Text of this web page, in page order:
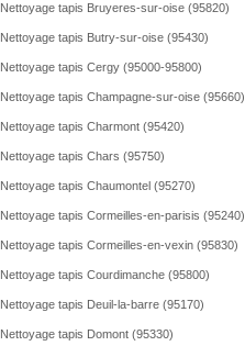
Nettoyage tapis Bruyeres-sur-oise (95820)
Nettoyage tapis Butry-sur-oise (95430)
Nettoyage tapis Cergy (95000-95800)
Nettoyage tapis Champagne-sur-oise (95660)
Nettoyage tapis Charmont (95420)
Nettoyage tapis Chars (95750)
Nettoyage tapis Chaumontel (95270)
Nettoyage tapis Cormeilles-en-parisis (95240)
Nettoyage tapis Cormeilles-en-vexin (95830)
Nettoyage tapis Courdimanche (95800)
Nettoyage tapis Deuil-la-barre (95170)
Nettoyage tapis Domont (95330)